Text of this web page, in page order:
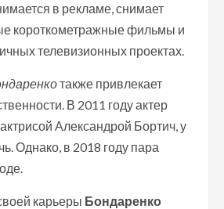
в рекламе, снимает
короткометражные фильмы и
телевизионных проектах.
также привлекает
В 2011 году актер
Александрой Бортич, у
Однако, в 2018 году пара
карьеры Бондаренко